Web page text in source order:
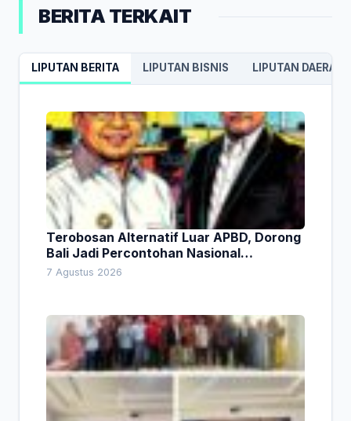
BERITA TERKAIT
LIPUTAN BERITA LIPUTAN BISNIS LIPUTAN DAERAH
Terobosan Alternatif Luar APBD, Dorong
Bali Jadi Percontohan Nasional
Pembiayaan Daerah
7 Agustus 2026